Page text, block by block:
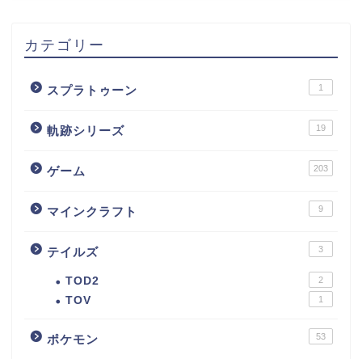
カテゴリー
スプラトゥーン 1
軌跡シリーズ 19
ゲーム 203
マインクラフト 9
テイルズ 3
TOD2 2
TOV 1
ポケモン 53